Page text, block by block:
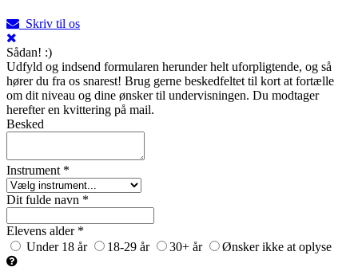
Skriv til os
Sådan! :)
Udfyld og indsend formularen herunder helt uforpligtende, og så
hører du fra os snarest! Brug gerne beskedfeltet til kort at fortælle
om dit niveau og dine ønsker til undervisningen. Du modtager
herefter en kvittering på mail.
Besked
Instrument *
Dit fulde navn *
Elevens alder *
Under 18 år
18-29 år 30+ år Ønsker ikke at oplyse